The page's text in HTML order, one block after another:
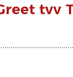
tvv